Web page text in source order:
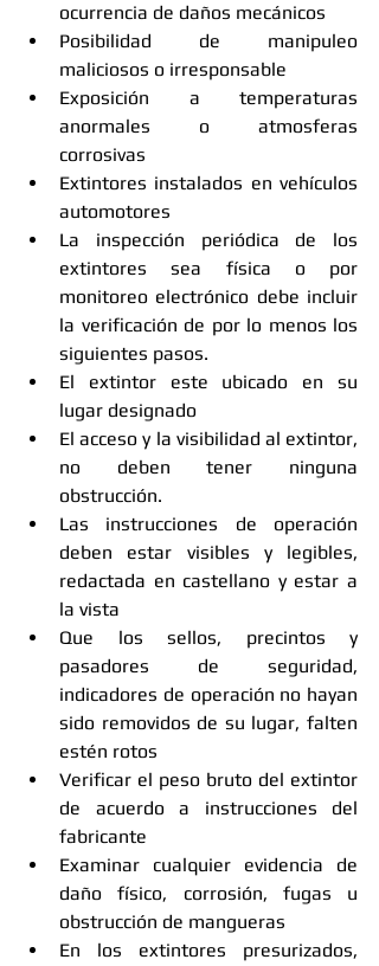
ocurrencia de daños mecánicos
Posibilidad de manipuleo
maliciosos o irresponsable
Exposición a temperaturas
anormales o atmosferas
corrosivas
Extintores instalados en vehículos
automotores
La inspección periódica de los
extintores sea física o por
monitoreo electrónico debe incluir
la verificación de por lo menos los
siguientes pasos.
El extintor este ubicado en su
lugar designado
El acceso y la visibilidad al extintor,
no deben tener ninguna
obstrucción.
Las instrucciones de operación
deben estar visibles y legibles,
redactada en castellano y estar a
la vista
Que los sellos, precintos y
pasadores de seguridad,
indicadores de operación no hayan
sido removidos de su lugar, falten
estén rotos
Verificar el peso bruto del extintor
de acuerdo a instrucciones del
fabricante
Examinar cualquier evidencia de
daño físico, corrosión, fugas u
obstrucción de mangueras
En los extintores presurizados,